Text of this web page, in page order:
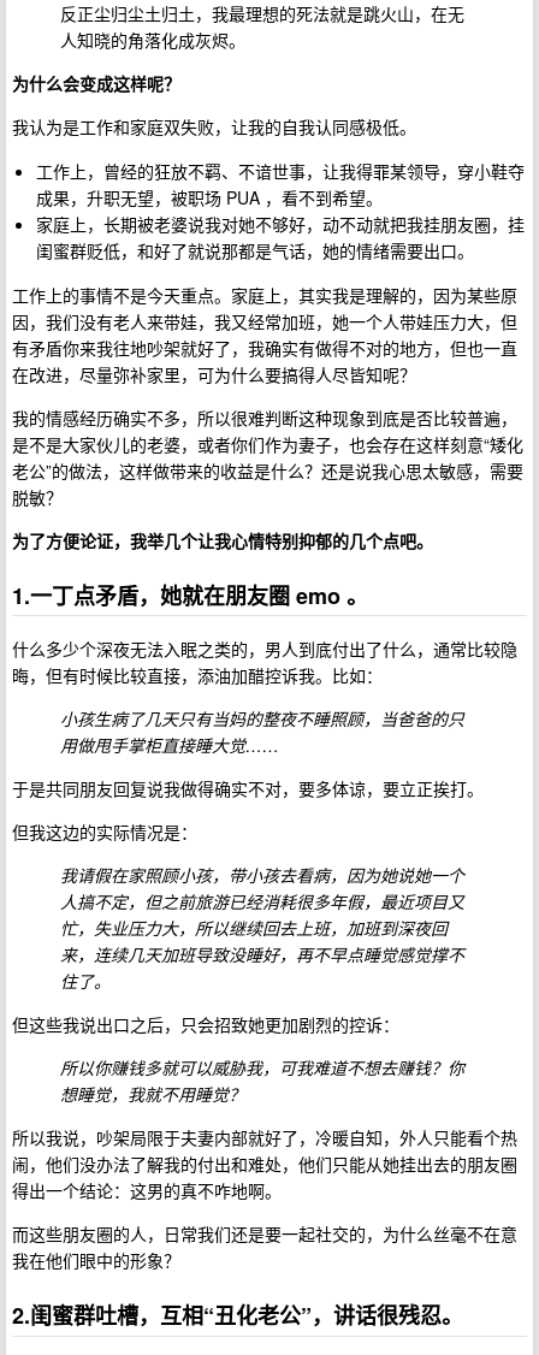
反正尘归尘土归土，我最理想的死法就是跳火山，在无
人知晓的角落化成灰烬。
为什么会变成这样呢？
我认为是工作和家庭双失败，让我的自我认同感极低。
工作上，曾经的狂放不羁、不谙世事，让我得罪某领导，穿小鞋夺
成果，升职无望，被职场 PUA ，看不到希望。
家庭上，长期被老婆说我对她不够好，动不动就把我挂朋友圈，挂
闺蜜群贬低，和好了就说那都是气话，她的情绪需要出口。
工作上的事情不是今天重点。家庭上，其实我是理解的，因为某些原
因，我们没有老人来带娃，我又经常加班，她一个人带娃压力大，但
有矛盾你来我往地吵架就好了，我确实有做得不对的地方，但也一直
在改进，尽量弥补家里，可为什么要搞得人尽皆知呢？
我的情感经历确实不多，所以很难判断这种现象到底是否比较普遍，
是不是大家伙儿的老婆，或者你们作为妻子，也会存在这样刻意“矮化
老公”的做法，这样做带来的收益是什么？还是说我心思太敏感，需要
脱敏？
为了方便论证，我举几个让我心情特别抑郁的几个点吧。
1.一丁点矛盾，她就在朋友圈 emo 。
什么多少个深夜无法入眠之类的，男人到底付出了什么，通常比较隐
晦，但有时候比较直接，添油加醋控诉我。比如：
小孩生病了几天只有当妈的整夜不睡照顾，当爸爸的只
用做甩手掌柜直接睡大觉……
于是共同朋友回复说我做得确实不对，要多体谅，要立正挨打。
但我这边的实际情况是：
我请假在家照顾小孩，带小孩去看病，因为她说她一个
人搞不定，但之前旅游已经消耗很多年假，最近项目又
忙，失业压力大，所以继续回去上班，加班到深夜回
来，连续几天加班导致没睡好，再不早点睡觉感觉撑不
住了。
但这些我说出口之后，只会招致她更加剧烈的控诉：
所以你赚钱多就可以威胁我，可我难道不想去赚钱？你
想睡觉，我就不用睡觉？
所以我说，吵架局限于夫妻内部就好了，冷暖自知，外人只能看个热
闹，他们没办法了解我的付出和难处，他们只能从她挂出去的朋友圈
得出一个结论：这男的真不咋地啊。
而这些朋友圈的人，日常我们还是要一起社交的，为什么丝毫不在意
我在他们眼中的形象？
2.闺蜜群吐槽，互相“丑化老公”，讲话很残忍。